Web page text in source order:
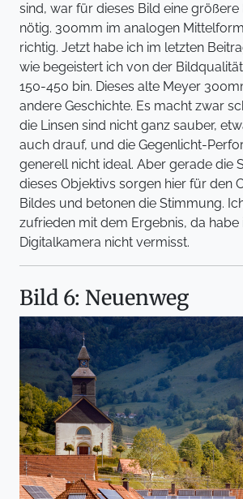
sind, war für dieses Bild eine größere
nötig. 300mm im analogen
richtig. Jetzt habe ich im letzten
wie begeistert ich von der
150-450 bin. Dieses alte Meyer
andere Geschichte. Es macht zwar
die Linsen sind nicht ganz sauber,
auch drauf, und die Gegenlicht-
generell nicht ideal. Aber gerade die
dieses Objektivs sorgen hier für den
Bildes und betonen die Stimmung.
zufrieden mit dem Ergebnis, da habe
Digitalkamera nicht vermisst.
Bild 6: Neuenweg